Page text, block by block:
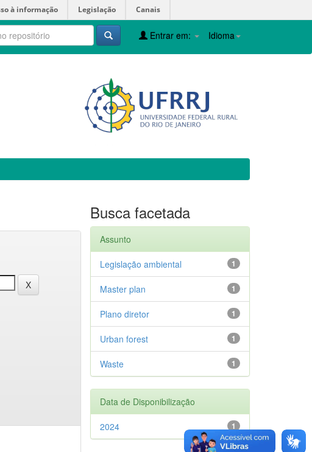
à informação Legislação Canais
Idioma
Entrar em:
Busca facetada
Assunto
1
Legislação ambiental
1
Master plan
1
Plano diretor
1
Urban forest
1
Waste
Data de Disponibilização
1
2024